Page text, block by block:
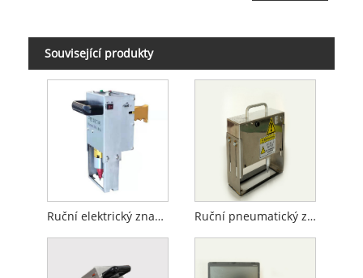
Související produkty
Ruční elektrický značkovací stroj Ruční pneumatický značkovací stroj